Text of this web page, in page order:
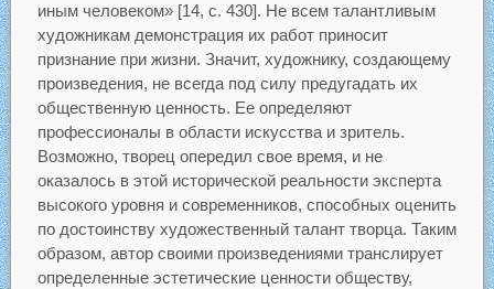
иным человеком» [14, с. 430]. Не всем талантливым
художникам демонстрация их работ приносит
признание при жизни. Значит, художнику, создающему
произведения, не всегда под силу предугадать их
общественную ценность. Ее определяют
профессионалы в области искусства и зритель.
Возможно, творец опередил свое время, и не
оказалось в этой исторической реальности эксперта
высокого уровня и современников, способных оценить
по достоинству художественный талант творца. Таким
образом, автор своими произведениями транслирует
определенные эстетические ценности обществу,